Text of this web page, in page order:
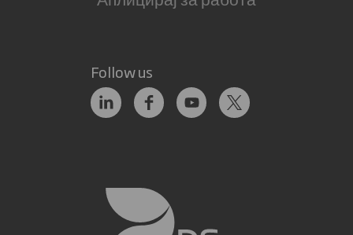
Follow us